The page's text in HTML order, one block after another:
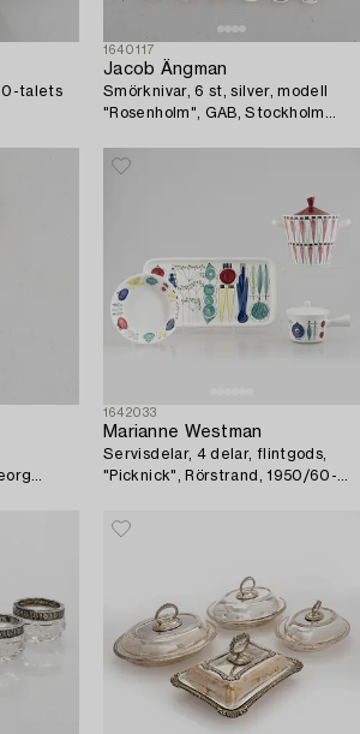
talets
1640117
Jacob Ängman
Smörknivar, 6 st, silver, modell
"Rosenholm", GAB, Stockholm
1642033
Marianne Westman
Servisdelar, 4 delar, flintgods,
"Picknick", Rörstrand, 1950/60-